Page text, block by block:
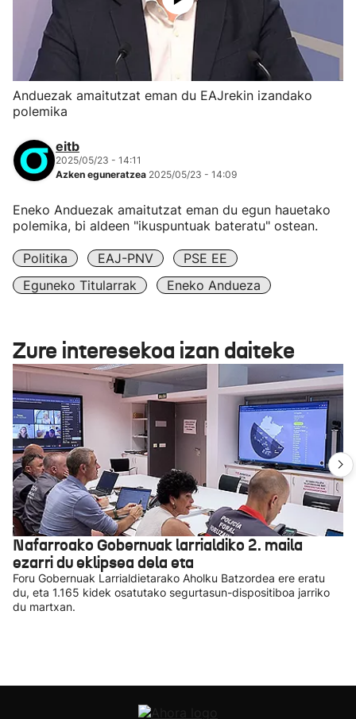
Anduezak amaitutzat eman du EAJrekin izandako
polemika
eitb
2025/05/23 - 14:11
Azken eguneratzea 2025/05/23 - 14:09
Eneko Anduezak amaitutzat eman du egun hauetako
polemika, bi aldeen "ikuspuntuak bateratu" ostean.
Politika EAJ-PNV
PSE EE
Eguneko Titularrak
Eneko Andueza
Zure interesekoa izan daiteke
Nafarroako Gobernuak larrialdiko 2. maila
ezarri du eklipsea dela eta
Foru Gobernuak Larrialdietarako Aholku Batzordea ere eratu
du, eta 1.165 kidek osatutako segurtasun-dispositiboa jarriko
du martxan.